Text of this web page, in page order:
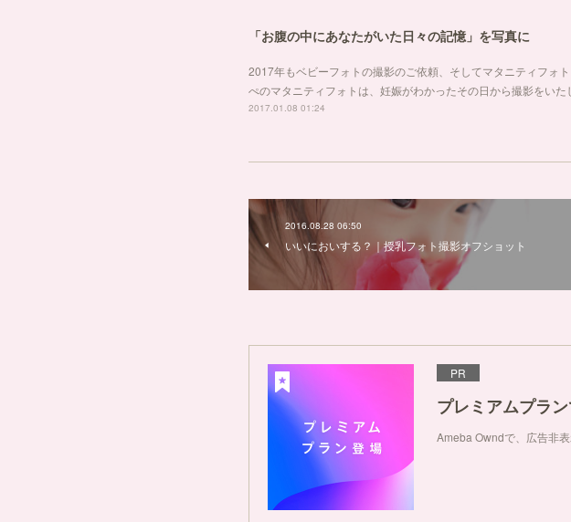
「お腹の中にあなたがいた日々の記憶」を写真に
2017年もベビーフォトの撮影のご依頼、そしてマタニティフォ
ぺのマタニティフォトは、妊娠がわかったその日から撮影をい
2017.01.08 01:24
2016.08.28 06:50
いいにおいする？｜授乳フォト撮影オフショット
PR
プレミアムプラ
Ameba Owndで、広告非